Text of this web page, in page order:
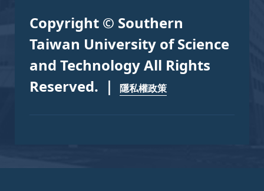
Copyright © Southern
Taiwan University of Science
and Technology All Rights
Reserved. ｜
隱私權政策